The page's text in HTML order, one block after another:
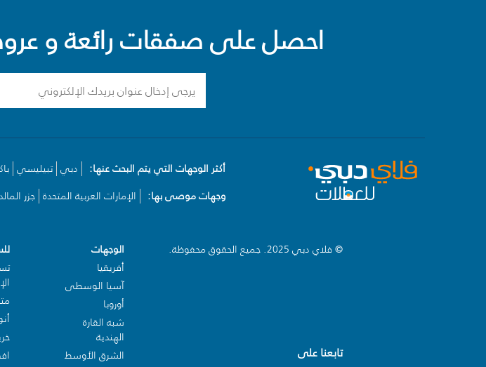
احصل على صفقات رائعة و
أكثر الوجهات التي يتم البحث عنها: دبي تبيليسي
وجهات موصى بها:
الإمارات العربية المتحدة جزر
© فلاي دبي 2025. جميع الحقوق محفوظة.
تابعنا على
الوجهات
أفريقيا
آسيا الوسطى
أوروبا
شبه القارة
الهندية
الشرق الأوسط